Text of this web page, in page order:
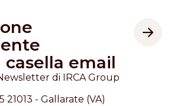
email
di IRCA Group
21013 - Gallarate (VA)